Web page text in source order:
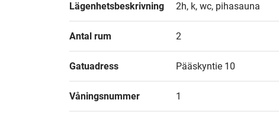
Lägenhetsbeskrivning 2h, k, wc, pihasauna
Antal rum 2
Gatuadress Pääskyntie 10
Våningsnummer 1